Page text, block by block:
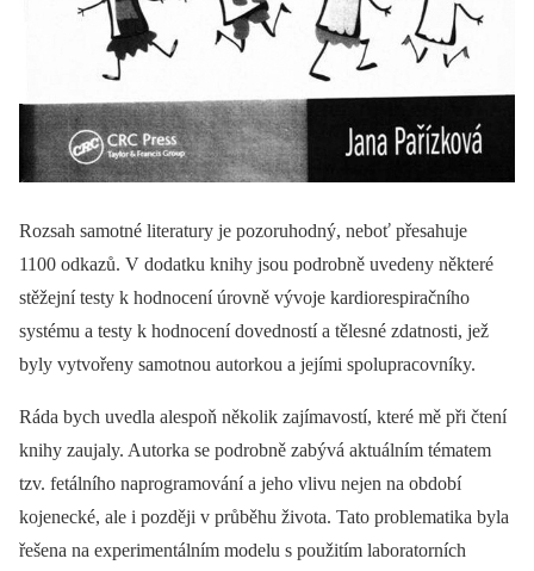
Rozsah samotné literatury je pozoruhodný, neboť přesahuje
1100 odkazů. V dodatku knihy jsou podrobně uvedeny některé
stěžejní testy k hodnocení úrovně vývoje kardiorespiračního
systému a testy k hodnocení dovedností a tělesné zdatnosti, jež
byly vytvořeny samotnou autorkou a jejími spolupracovníky.
Ráda bych uvedla alespoň několik zajímavostí, které mě při čtení
knihy zaujaly. Autorka se podrobně zabývá aktuálním tématem
tzv. fetálního naprogramování a jeho vlivu nejen na období
kojenecké, ale i později v průběhu života. Tato problematika byla
řešena na experimentálním modelu s použitím laboratorních